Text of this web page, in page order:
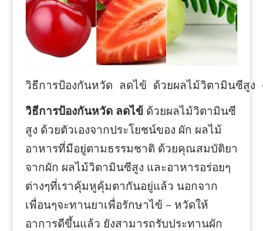
วิธีการป้องกันหวัด ลดไข้ ด้วยผลไม้วิตามินซีสูง
วิธีการป้องกันหวัด ลดไข้ด้วยผลไม้วิตามินซี
สูง ด้วยตัวเองจากประโยชน์ของ ผัก ผลไม้
อาหารที่มีอยู่ตามธรรมชาติ ด้วยคุณสมบัติยา
จากผัก ผลไม้วิตามินซีสูง และอาหารอร่อยๆ
ต่างๆที่เราคุ้มหูคุ้มตากันอยู่แล้ว นอกจาก
เพื่อนๆจะทานยาเพื่อรักษาไข้ – หวัดให้
อาการดีขึ้นแล้ว ยังสามารถรับประทานผัก